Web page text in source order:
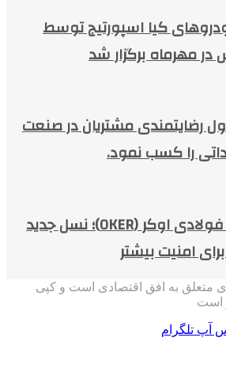
کیا اسپورتیج توسط
مهرماه برگزار شد
رضایتمندی مشتریان در صنعت
را کسب نمود.
معرفی کرکره فولادی اوکر (OKER)؛ نسل جدید
امنیت بیشتر
متعلق به افق اقتصادی است و کپی
است
آپ تلگرام